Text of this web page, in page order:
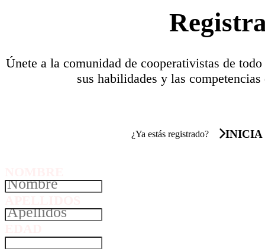
Únete a la comunidad de cooperativistas de
sus habilidades y las
¿Ya estás registrado? INICIA